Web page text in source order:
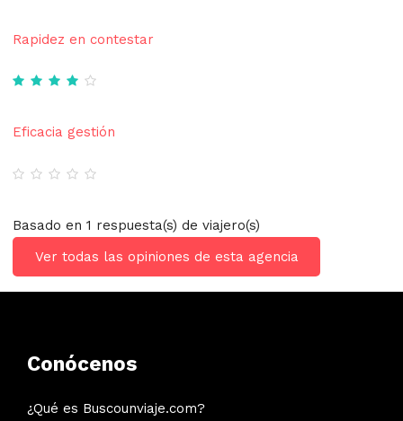
Rapidez en contestar
Eficacia gestión
Basado en 1 respuesta(s) de viajero(s)
Ver todas las opiniones de esta agencia
Conócenos
¿Qué es Buscounviaje.com?